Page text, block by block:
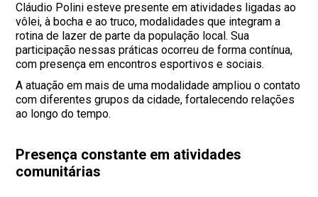
Cláudio Polini esteve presente em atividades ligadas ao
vôlei, à bocha e ao truco, modalidades que integram a
rotina de lazer de parte da população local. Sua
participação nessas práticas ocorreu de forma contínua,
com presença em encontros esportivos e sociais.
A atuação em mais de uma modalidade ampliou o contato
com diferentes grupos da cidade, fortalecendo relações
ao longo do tempo.
Presença constante em atividades
comunitárias